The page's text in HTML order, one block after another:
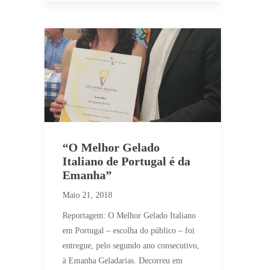
“O Melhor Gelado
Italiano de Portugal é da
Emanha”
Maio 21, 2018
Reportagem: O Melhor Gelado Italiano
em Portugal – escolha do público – foi
entregue, pelo segundo ano consecutivo,
à Emanha Geladarias. Decorreu em